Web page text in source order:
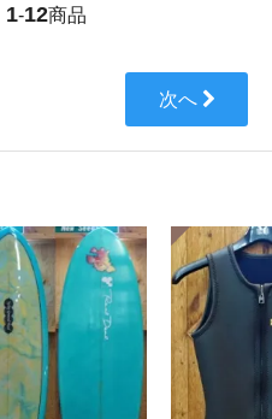
1-12商品
次へ